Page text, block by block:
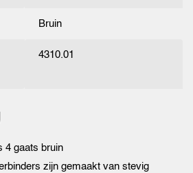
Bruin
4310.01
4 gaats bruin
zijn gemaakt van stevig